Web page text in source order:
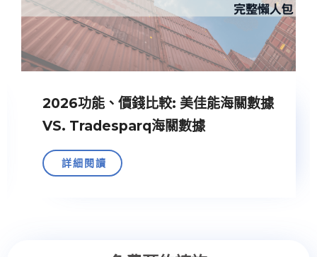
2026功能、價錢比較: 美佳能海關數據
VS. Tradesparq海關數據
詳細閱讀